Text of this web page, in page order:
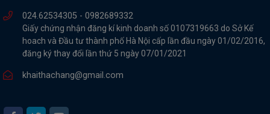
024.62534305 - 0982689332
Giấy chứng nhận đăng kí kinh doanh số 0107319663 do Sở Kế
hoach và Đầu tư thành phố Hà Nội cấp lần đầu ngày 01/02/2016,
đăng ký thay đổi lần thứ 5 ngày 07/01/2021
khaithachang@gmail.com